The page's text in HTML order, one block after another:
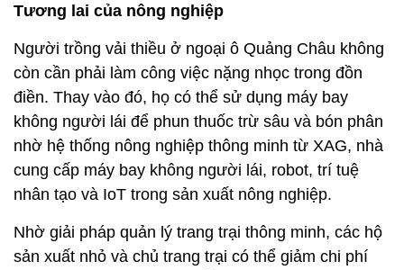
Tương lai của nông nghiệp
Người trồng vải thiều ở ngoại ô Quảng Châu không
còn cần phải làm công việc nặng nhọc trong đồn
điền. Thay vào đó, họ có thể sử dụng máy bay
không người lái để phun thuốc trừ sâu và bón phân
nhờ hệ thống nông nghiệp thông minh từ XAG, nhà
cung cấp máy bay không người lái, robot, trí tuệ
nhân tạo và IoT trong sản xuất nông nghiệp.
Nhờ giải pháp quản lý trang trại thông minh, các hộ
sản xuất nhỏ và chủ trang trại có thể giảm chi phí